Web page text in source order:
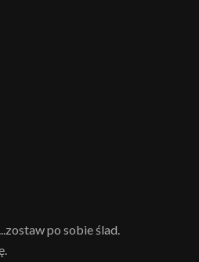
po sobie ślad.